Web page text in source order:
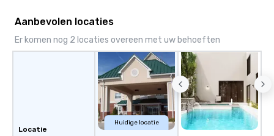
Aanbevolen locaties
Er komen nog 2 locaties overeen met uw behoeften
Locatie
Huidige locatie